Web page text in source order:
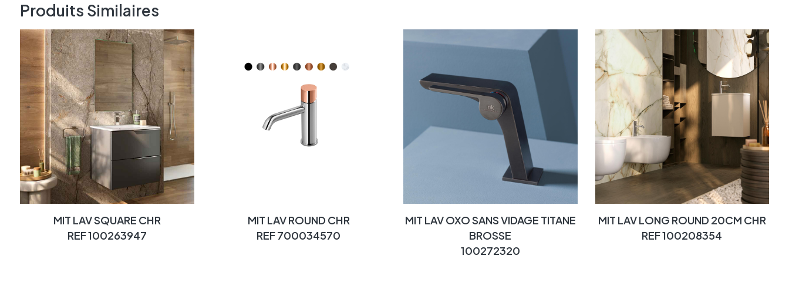
Produits Similaires
MIT LAV SQUARE CHR
REF 100263947
MIT LAV ROUND CHR
REF 700034570
MIT LAV OXO SANS VIDAGE TITANE
BROSSE
100272320
MIT LAV LONG ROUND 20CM CHR
REF 100208354